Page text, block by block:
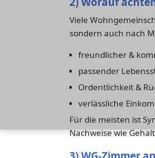
Viele
sondern auch nach
freundlicher &
passender
Ordentlichkeit &
verlässliche
Für die meisten ist
Nachweise wie